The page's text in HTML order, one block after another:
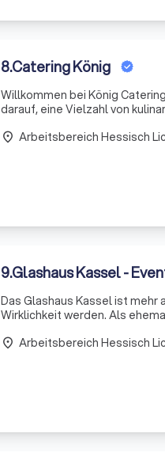
8.Catering König
Willkommen bei König
darauf, eine Vielzahl von
place Arbeitsbereich Hessisch
9.Glashaus Kassel -
Das Glashaus Kassel ist mehr
Wirklichkeit werden. Als
es aus
place Arbeitsbereich Hessisch